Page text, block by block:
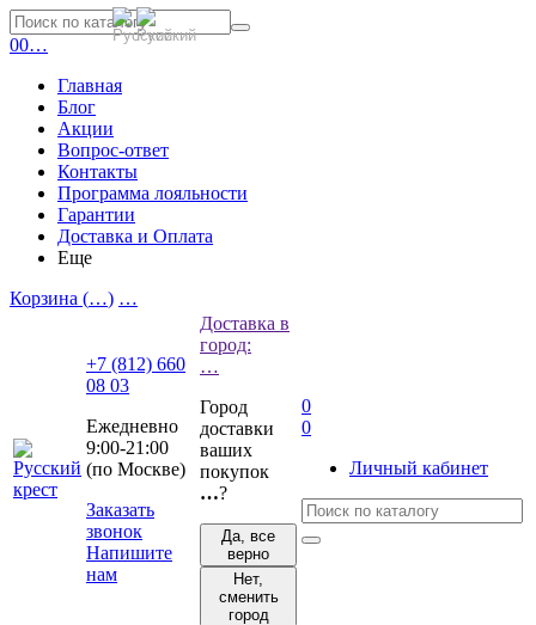
00…
Главная
Блог
Акции
Вопрос-ответ
Контакты
Программа лояльности
Гарантии
Доставка и Оплата
Еще
Корзина (…) …
+7 (812) 660
08 03
Ежедневно
9:00-21:00
(по Москве)
Заказать
звонок
Напишите
нам
Доставка в
город:
…
Город
доставки
ваших
покупок
…?
Да, все
верно
Нет,
сменить
город
0
0
Личный кабинет